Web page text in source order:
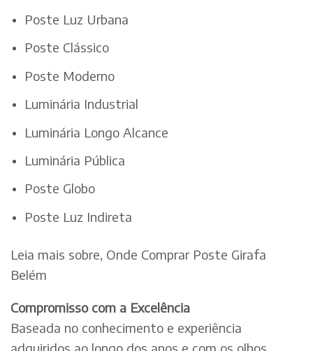
Poste Luz Urbana
Poste Clássico
Poste Moderno
Luminária Industrial
Luminária Longo Alcance
Luminária Pública
Poste Globo
Poste Luz Indireta
Leia mais sobre, Onde Comprar Poste Girafa
Belém
Compromisso com a Excelência
Baseada no conhecimento e experiência